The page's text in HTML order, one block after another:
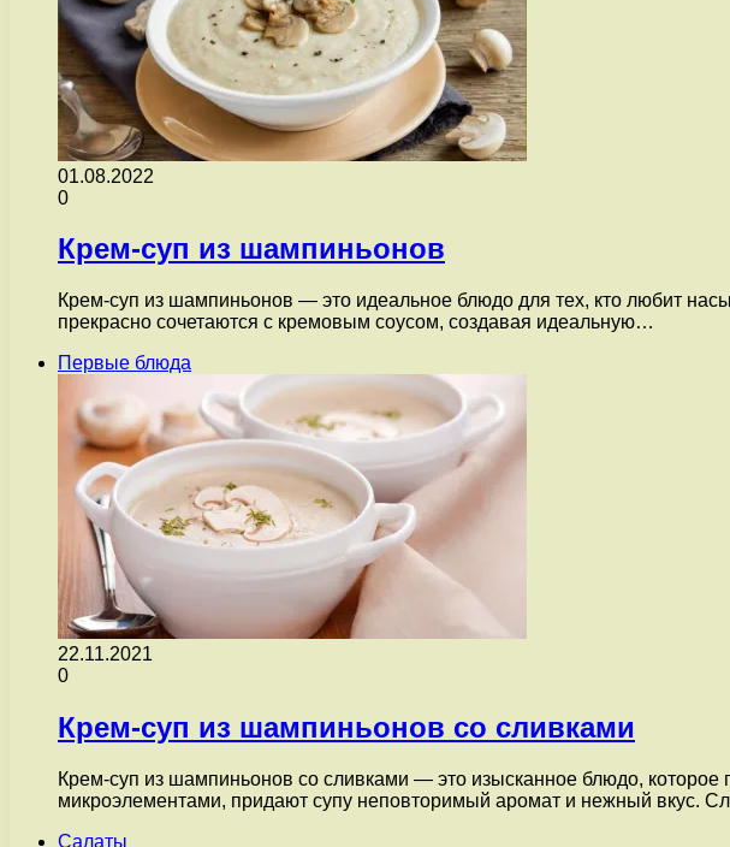
01.08.2022
0
Крем-суп из шампиньонов
Крем-суп из шампиньонов — это идеальное блюдо для тех, кто любит
прекрасно сочетаются с кремовым соусом, создавая идеальную…
Первые блюда
22.11.2021
0
Крем-суп из шампиньонов со сливками
Крем-суп из шампиньонов со сливками — это изысканное блюдо,
микроэлементами, придают супу неповторимый аромат и нежный вкус.
Салаты